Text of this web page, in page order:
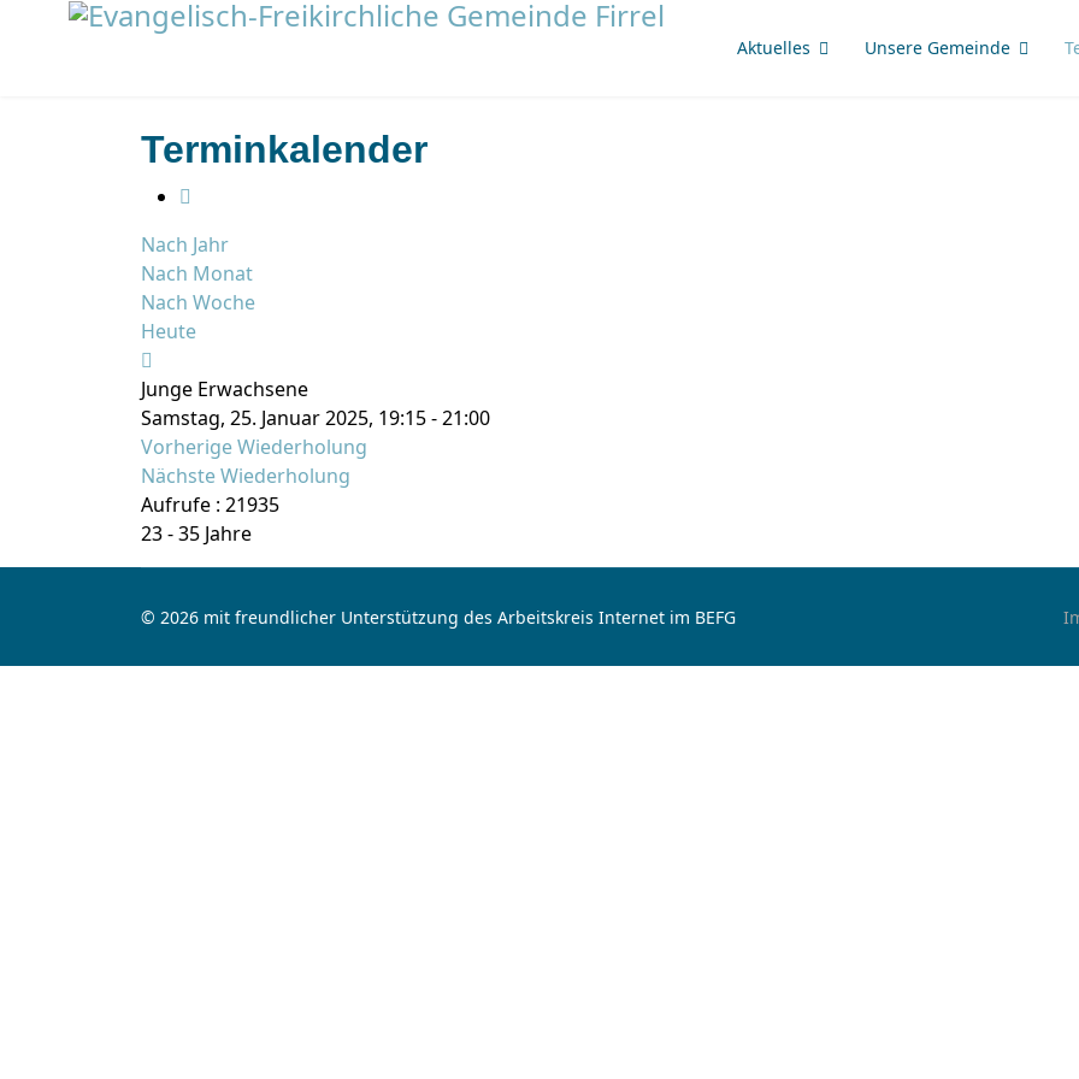
Aktuelles Unsere Gemeinde
Terminkalender
Nach Jahr
Nach Monat
Nach Woche
Heute
Junge Erwachsene
Samstag, 25. Januar 2025, 19:15 - 21:00
Vorherige Wiederholung
Nächste Wiederholung
Aufrufe : 21935
23 - 35 Jahre
© 2026 mit freundlicher Unterstützung des Arbeitskreis Internet im BEFG